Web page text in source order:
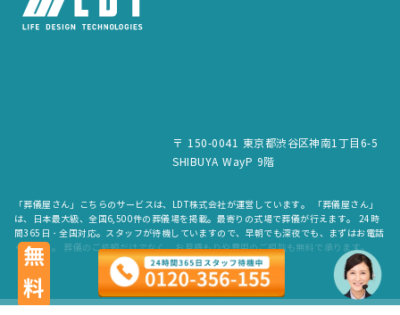
〒 150-0041 東京都渋谷区神南1丁目6-5
SHIBUYA WayP 9階
「葬儀屋さん」こちらのサービスは、LDT株式会社が運営しています。 「葬儀屋さん」
は、日本最大級、全国6,500件の葬儀場を掲載。最寄りの式場で葬儀が行えます。 24時
間365日・全国対応。スタッフが待機していますので、早朝でも深夜でも、まずはお電話
ください。 葬儀のご依頼だけでなく、お見積もりや費用のご相談も無料で承ります。
copyright © LDT.Co.Ltd. All Rights Reserved.
無料